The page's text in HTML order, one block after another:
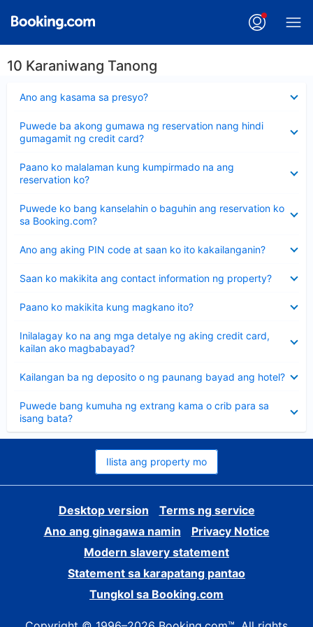
10 Karaniwang Tanong
Ano ang kasama sa presyo?
ang
Puwede ba akong gumawa ng reservation nang hindi
gumagamit ng credit card?
ang
sagot
Paano ko malalaman kung kumpirmado na ang
reservation ko?
ang
sagot
Puwede ko bang kanselahin o baguhin ang reservation ko
sa Booking.com?
ang
sagot
Ano ang aking PIN code at saan ko ito kakailanganin?
ang
Saan ko makikita ang contact information ng property?
ang
Paano ko makikita kung magkano ito?
ang
Inilalagay ko na ang mga detalye ng aking credit card,
kailan ako magbabayad?
ang
sagot
Kailangan ba ng deposito o ng paunang bayad ang hotel?
ang
Puwede bang kumuha ng extrang kama o crib para sa
isang bata?
ang
sagot
Ilista ang property mo
Desktop version
Terms ng service
Ano ang ginagawa namin
Privacy Notice
Modern slavery statement
Statement sa karapatang pantao
Tungkol sa Booking.com